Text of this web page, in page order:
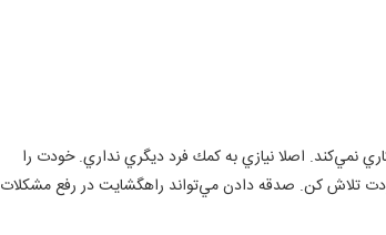
نمي‌كند. اصلا نيازي به كمك فرد ديگري نداري. خودت را
تلاش كن. صدقه دادن مي‌تواند راهگشايت در رفع مشكلات